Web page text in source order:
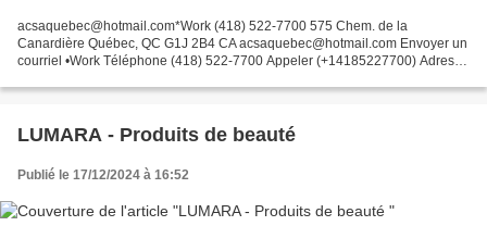
acsaquebec@hotmail.com*Work (418) 522-7700 575 Chem. de la
Canardière Québec, QC G1J 2B4 CA acsaquebec@hotmail.com Envoyer un
courriel •Work Téléphone (418) 522-7700 Appeler (+14185227700) Adresse
LUMARA - Produits de beauté
Publié le 17/12/2024 à 16:52